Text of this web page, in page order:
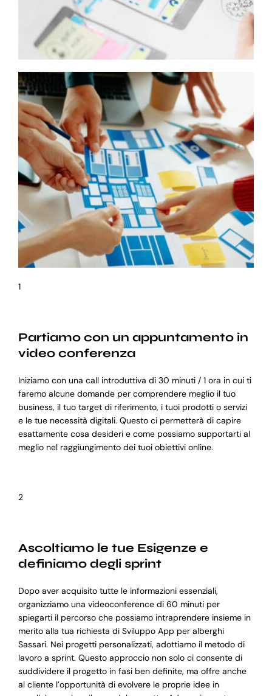
1
Partiamo con un appuntamento in
video conferenza
Iniziamo con una call introduttiva di 30 minuti / 1 ora in cui ti
faremo alcune domande per comprendere meglio il tuo
business, il tuo target di riferimento, i tuoi prodotti o servizi
e le tue necessità digitali. Questo ci permetterà di capire
esattamente cosa desideri e come possiamo supportarti al
meglio nel raggiungimento dei tuoi obiettivi online.
2
Ascoltiamo le tue Esigenze e
definiamo degli sprint
Dopo aver acquisito tutte le informazioni essenziali,
organizziamo una videoconference di 60 minuti per
spiegarti il percorso che possiamo intraprendere insieme in
merito alla tua richiesta di Sviluppo App per alberghi
Sassari. Nei progetti personalizzati, adottiamo il metodo di
lavoro a sprint. Questo approccio non solo ci consente di
suddividere il progetto in fasi ben definite, ma offre anche
al cliente l’opportunità di evolvere le proprie idee in